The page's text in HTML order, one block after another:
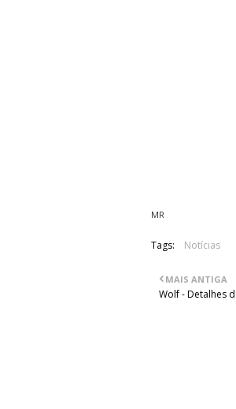
MR
Tags: Notícias
MAIS ANTIGA
Wolf - Detalhes